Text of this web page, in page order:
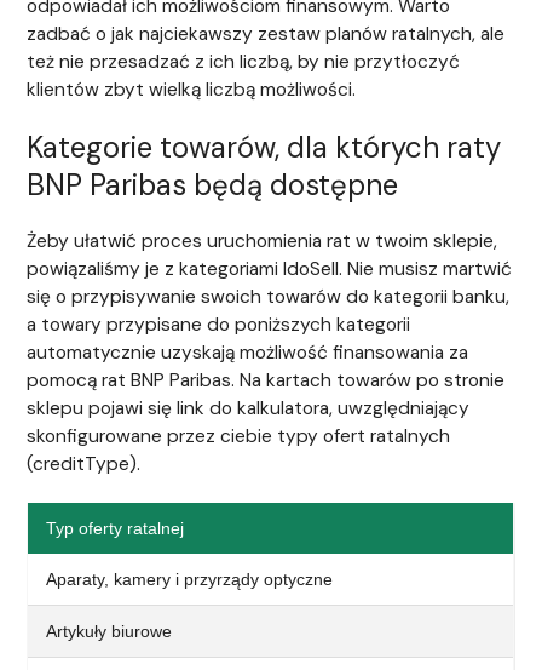
odpowiadał ich możliwościom finansowym. Warto
zadbać o jak najciekawszy zestaw planów ratalnych, ale
też nie przesadzać z ich liczbą, by nie przytłoczyć
klientów zbyt wielką liczbą możliwości.
Kategorie towarów, dla których raty
BNP Paribas będą dostępne
Żeby ułatwić proces uruchomienia rat w twoim sklepie,
powiązaliśmy je z kategoriami IdoSell. Nie musisz martwić
się o przypisywanie swoich towarów do kategorii banku,
a towary przypisane do poniższych kategorii
automatycznie uzyskają możliwość finansowania za
pomocą rat BNP Paribas. Na kartach towarów po stronie
sklepu pojawi się link do kalkulatora, uwzględniający
skonfigurowane przez ciebie typy ofert ratalnych
(creditType).
Typ oferty ratalnej
Aparaty, kamery i przyrządy optyczne
Artykuły biurowe